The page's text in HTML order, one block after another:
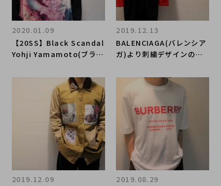
【20SS】Black Scandal
Yohji Yamamoto(ブラッ
モト)最新コレクションか
ら、大注目のシャツをお買
取りさせて頂きました！
2020.01.09
BALENCIAGA(バレンシア
ガ)より刺繍デザインのニ
させていただきました！
2019.12.13
2019.12.09
2019.08.29